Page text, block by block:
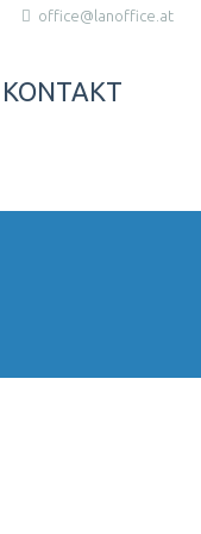
office@lanoffice.at
KONTAKT